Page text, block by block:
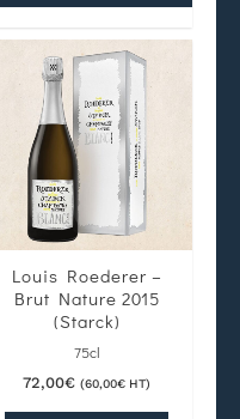
Louis Roederer –
Brut Nature 2015
(Starck)
75cl
72,00€ (60,00€ HT)